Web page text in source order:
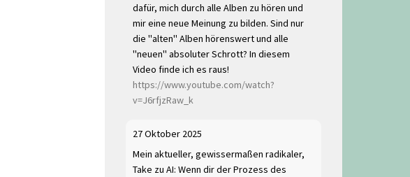
dafür, mich durch alle Alben zu hören und
mir eine neue Meinung zu bilden. Sind nur
die "alten" Alben hörenswert und alle
"neuen" absoluter Schrott? In diesem
Video finde ich es raus!
https://www.youtube.com/watch?
v=J6rfjzRaw_k
27 Oktober 2025
Mein aktueller, gewissermaßen radikaler,
Take zu AI: Wenn dir der Prozess des